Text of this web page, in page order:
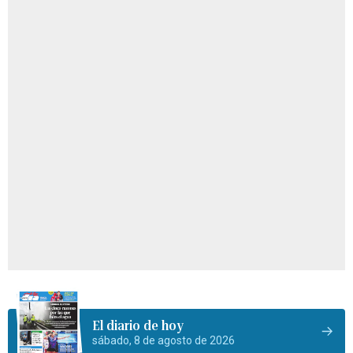
El diario de hoy
sábado, 8 de agosto de 2026